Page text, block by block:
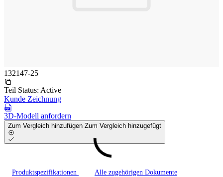
132147-25
Teil Status: Active
Kunde Zeichnung
3D-Modell anfordern
Zum Vergleich hinzufügen Zum Vergleich hinzugefügt
Produktspezifikationen
Alle zugehörigen Dokumente